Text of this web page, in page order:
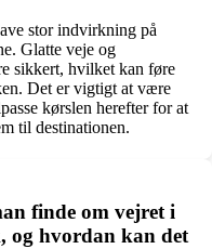
stor indvirkning på
Glatte veje og
sikkert, hvilket kan føre
Det er vigtigt at være
kørslen herefter for at
til destinationen.
finde om vejret i
og hvordan kan det